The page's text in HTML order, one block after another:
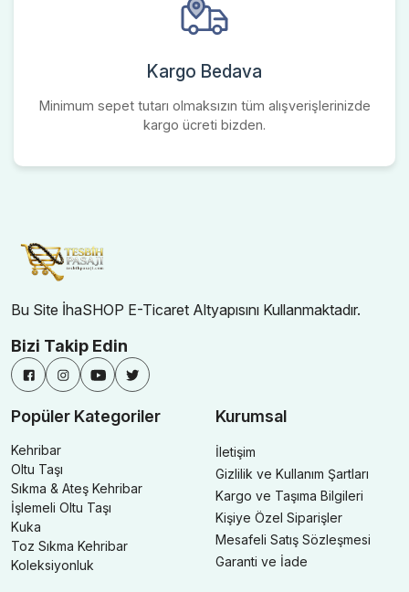
Kargo Bedava
Minimum sepet tutarı olmaksızın tüm alışverişlerinizde
kargo ücreti bizden.
Bu Site İhaSHOP E-Ticaret Altyapısını Kullanmaktadır.
Bizi Takip Edin
Popüler Kategoriler
Kehribar
Oltu Taşı
Sıkma & Ateş Kehribar
İşlemeli Oltu Taşı
Kuka
Toz Sıkma Kehribar
Koleksiyonluk
Kurumsal
İletişim
Gizlilik ve Kullanım Şartları
Kargo ve Taşıma Bilgileri
Kişiye Özel Siparişler
Mesafeli Satış Sözleşmesi
Garanti ve İade